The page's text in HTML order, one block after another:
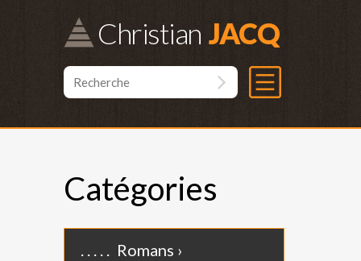
Christian
Catégories
Romans